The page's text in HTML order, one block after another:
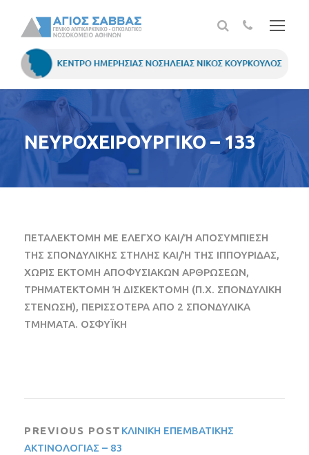
ΝΕΥΡΟΧΕΙΡΟΥΡΓΙΚΟ – 133
ΠΕΤΑΛΕΚΤΟΜΗ ΜΕ ΕΛΕΓΧΟ ΚΑΙ/Ή ΑΠΟΣΥΜΠΙΕΣΗ
ΤΗΣ ΣΠΟΝΔΥΛΙΚΗΣ ΣΤΗΛΗΣ ΚΑΙ/Ή ΤΗΣ ΙΠΠΟΥΡΙΔΑΣ,
ΧΩΡΙΣ ΕΚΤΟΜΗ ΑΠΟΦΥΣΙΑΚΩΝ ΑΡΘΡΩΣΕΩΝ,
ΤΡΗΜΑΤΕΚΤΟΜΗ Ή ΔΙΣΚΕΚΤΟΜΗ (Π.Χ. ΣΠΟΝΔΥΛΙΚΗ
ΣΤΕΝΩΣΗ), ΠΕΡΙΣΣΟΤΕΡΑ ΑΠΟ 2 ΣΠΟΝΔΥΛΙΚΑ
ΤΜΗΜΑΤΑ. ΟΣΦΥΪΚΗ
PREVIOUS POST ΚΛΙΝΙΚΗ ΕΠΕΜΒΑΤΙΚΗΣ
ΑΚΤΙΝΟΛΟΓΙΑΣ – 83